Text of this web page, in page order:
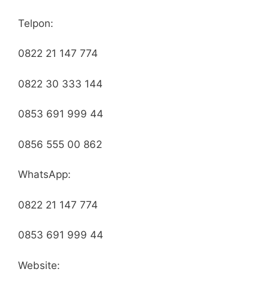
Telpon:
0822 21 147 774
0822 30 333 144
0853 691 999 44
0856 555 00 862
WhatsApp:
0822 21 147 774
0853 691 999 44
Website: